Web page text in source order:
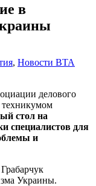
в
, Новости BTA
делового
стол на
специалистов для
и
Украины.